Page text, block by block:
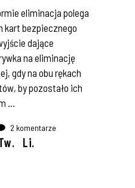
eliminacja polega
kart bezpiecznego
dające
na eliminację
gdy na obu rękach
by pozostało ich
2 komentarze
Li.